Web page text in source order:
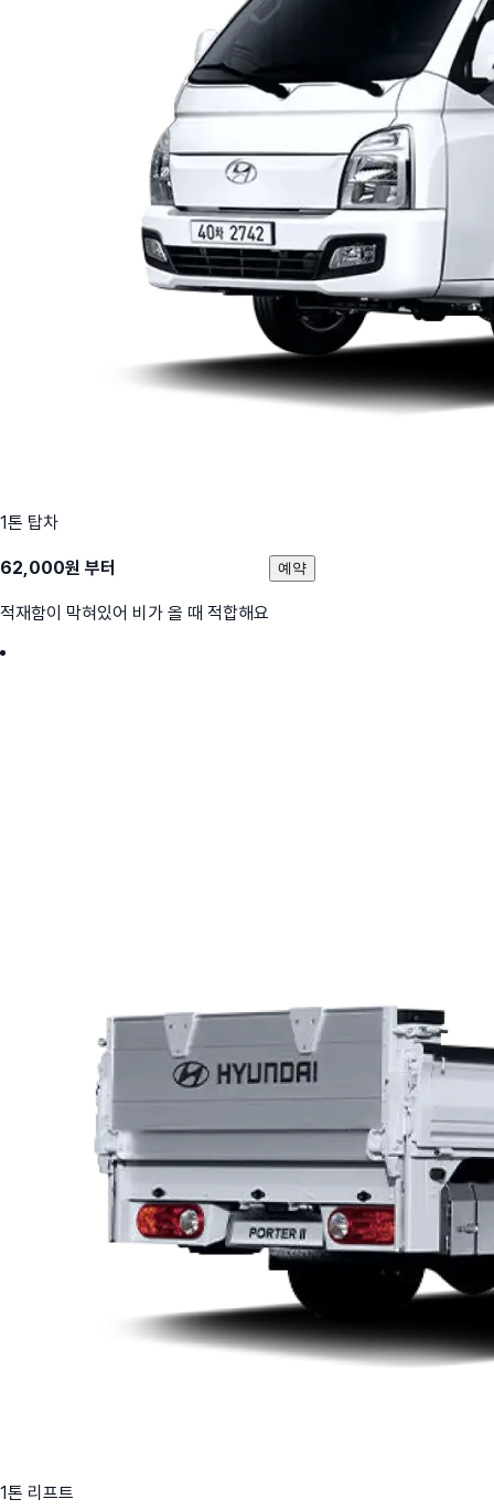
1톤 탑차
62,000원 부터
적재함이 막혀있어 비가 올 때 적합해요
예약
1톤 리프트